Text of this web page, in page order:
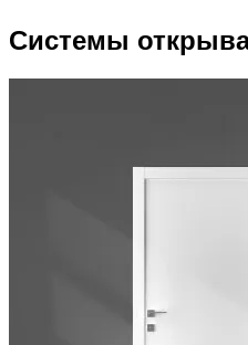
Системы